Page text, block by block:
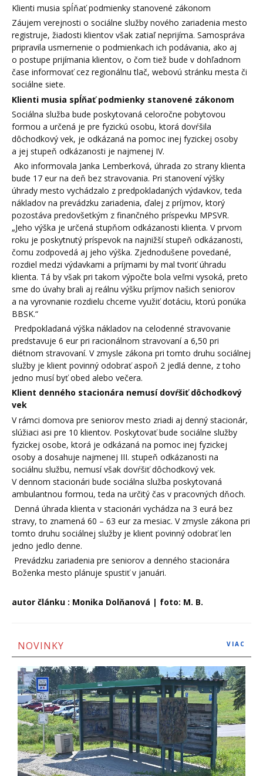
Klienti musia spĺňať podmienky stanovené zákonom
Záujem verejnosti o sociálne služby nového zariadenia mesto
registruje, žiadosti klientov však zatiaľ neprijíma. Samospráva
pripravila usmernenie o podmienkach ich podávania, ako aj
o postupe prijímania klientov, o čom tiež bude v dohľadnom
čase informovať cez regionálnu tlač, webovú stránku mesta či
sociálne siete.
Klienti musia spĺňať podmienky stanovené zákonom
Sociálna služba bude poskytovaná celoročne pobytovou
formou a určená je pre fyzickú osobu, ktorá dovŕšila
dôchodkový vek, je odkázaná na pomoc inej fyzickej osoby
a jej stupeň odkázanosti je najmenej IV.
Ako informovala Janka Lemberková, úhrada zo strany klienta
bude 17 eur na deň bez stravovania. Pri stanovení výšky
úhrady mesto vychádzalo z predpokladaných výdavkov, teda
nákladov na prevádzku zariadenia, ďalej z príjmov, ktorý
pozostáva predovšetkým z finančného príspevku MPSVR.
„Jeho výška je určená stupňom odkázanosti klienta. V prvom
roku je poskytnutý príspevok na najnižší stupeň odkázanosti,
čomu zodpovedá aj jeho výška. Zjednodušene povedané,
rozdiel medzi výdavkami a príjmami by mal tvoriť úhradu
klienta. Tá by však pri takom výpočte bola veľmi vysoká, preto
sme do úvahy brali aj reálnu výšku príjmov našich seniorov
a na vyrovnanie rozdielu chceme využiť dotáciu, ktorú ponúka
BBSK.“
Predpokladaná výška nákladov na celodenné stravovanie
predstavuje 6 eur pri racionálnom stravovaní a 6,50 pri
diétnom stravovaní. V zmysle zákona pri tomto druhu sociálnej
služby je klient povinný odobrať aspoň 2 jedlá denne, z toho
jedno musí byť obed alebo večera.
Klient denného stacionára nemusí dovŕšiť dôchodkový
vek
V rámci domova pre seniorov mesto zriadi aj denný stacionár,
slúžiaci asi pre 10 klientov. Poskytovať bude sociálne služby
fyzickej osobe, ktorá je odkázaná na pomoc inej fyzickej
osoby a dosahuje najmenej III. stupeň odkázanosti na
sociálnu službu, nemusí však dovŕšiť dôchodkový vek.
V dennom stacionári bude sociálna služba poskytovaná
ambulantnou formou, teda na určitý čas v pracovných dňoch.
Denná úhrada klienta v stacionári vychádza na 3 eurá bez
stravy, to znamená 60 – 63 eur za mesiac. V zmysle zákona pri
tomto druhu sociálnej služby je klient povinný odobrať len
jedno jedlo denne.
Prevádzku zariadenia pre seniorov a denného stacionára
Boženka mesto plánuje spustiť v januári.
autor článku : Monika Dolňanová | foto: M. B.
NOVINKY VIAC